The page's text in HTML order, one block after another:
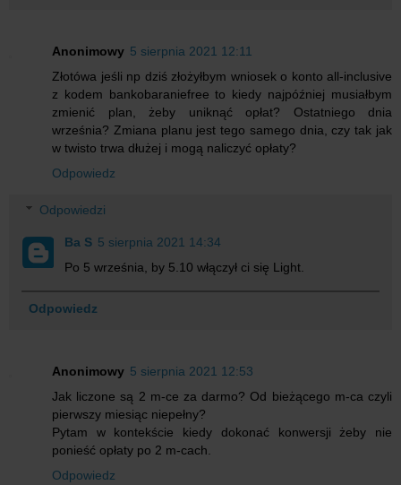
Anonimowy 5 sierpnia 2021 12:11
Złotówa jeśli np dziś złożyłbym wniosek o konto all-inclusive
z kodem bankobaraniefree to kiedy najpóźniej musiałbym
zmienić plan, żeby uniknąć opłat? Ostatniego dnia
września? Zmiana planu jest tego samego dnia, czy tak jak
w twisto trwa dłużej i mogą naliczyć opłaty?
Odpowiedz
Odpowiedzi
Ba S 5 sierpnia 2021 14:34
Po 5 września, by 5.10 włączył ci się Light.
Odpowiedz
Anonimowy 5 sierpnia 2021 12:53
Jak liczone są 2 m-ce za darmo? Od bieżącego m-ca czyli
pierwszy miesiąc niepełny?
Pytam w kontekście kiedy dokonać konwersji żeby nie
ponieść opłaty po 2 m-cach.
Odpowiedz